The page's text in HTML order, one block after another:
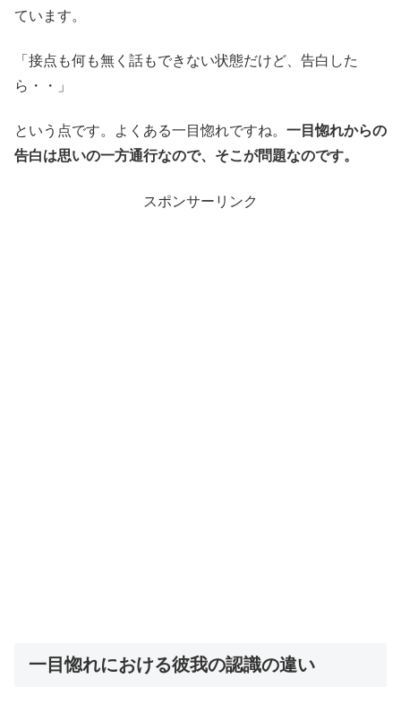
ています。
「接点も何も無く話もできない状態だけど、告白した
ら・・」
という点です。よくある一目惚れですね。 一目惚れからの
告白は思いの一方通行なので、そこが問題なのです。
スポンサーリンク
一目惚れにおける彼我の認識の違い